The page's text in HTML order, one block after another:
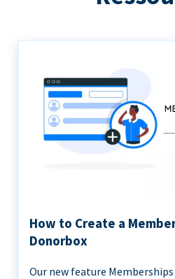
How to Create a
Donorbox
Our new feature